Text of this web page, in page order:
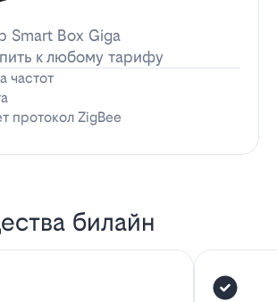
Smart Box Giga
к любому тарифу
частот
протокол ZigBee
билайн